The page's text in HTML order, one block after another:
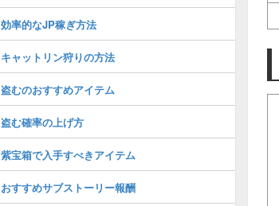
効率的なJP稼ぎ方法
キャットリン狩りの方法
盗むのおすすめアイテム
盗む確率の上げ方
紫宝箱で入手すべきアイテム
おすすめサブストーリー報酬